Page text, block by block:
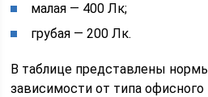
малая — 400 Лк;
грубая — 200 Лк.
В таблице представлены
зависимости от типа